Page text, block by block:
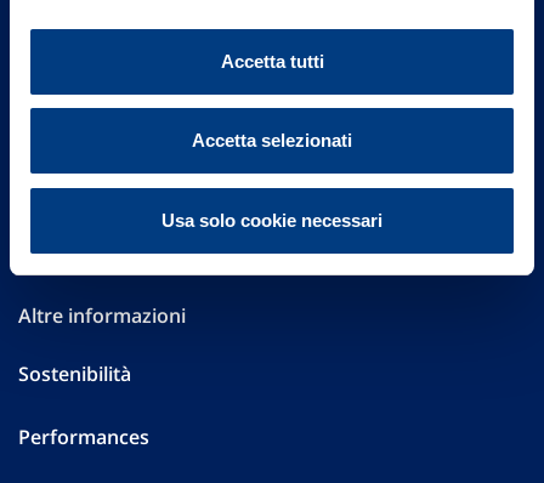
Accetta tutti
Accetta selezionati
Usa solo cookie necessari
Via Ignazio Gardella, 2
Investor Relations
Altre informazioni
Sostenibilità
Performances